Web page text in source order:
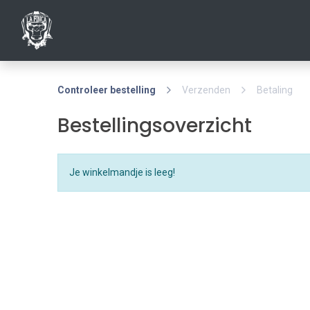
Controleer bestelling Verzenden Betaling
Bestellingsoverzicht
Je winkelmandje is leeg!